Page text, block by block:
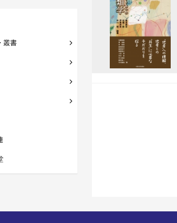
叢書